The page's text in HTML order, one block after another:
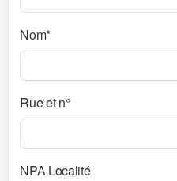
Nom*
Rue et n°
NPA Localité